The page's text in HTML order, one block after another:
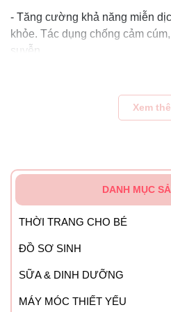
- Tăng cường khả năng miễn
khỏe. Tác dụng chống cảm
suyễn
sĩ chỉ định dùng.
- Trẻ em dưới 4 tuổi có thể xoắn
Ngoài ra, có thể vắt vào thực
Xem
DANH MỤC
THỜI TRANG CHO BÉ
ĐỒ SƠ SINH
SỮA & DINH DƯỠNG
MÁY MÓC THIẾT YẾU